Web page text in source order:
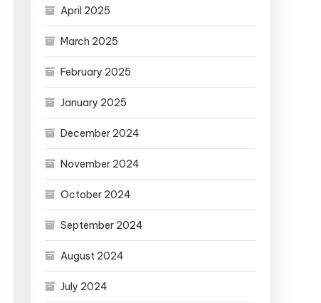
April 2025
March 2025
February 2025
January 2025
December 2024
November 2024
October 2024
September 2024
August 2024
July 2024